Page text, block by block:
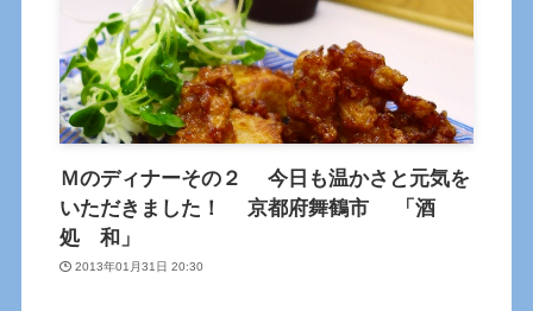
Ｍのディナーその２ 今日も温かさと元気を
いただきました！ 京都府舞鶴市 「酒
処 和」
2013年01月31日 20:30